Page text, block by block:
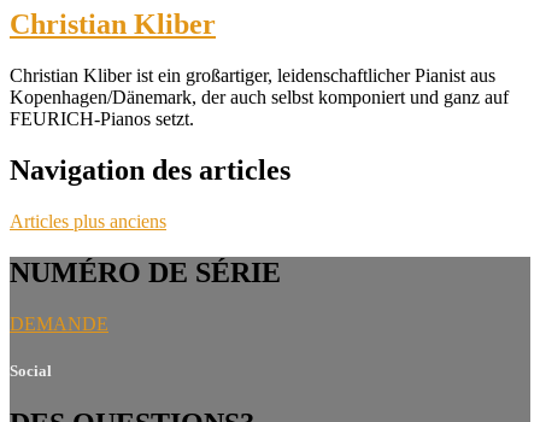
Christian Kliber
Christian Kliber ist ein großartiger, leidenschaftlicher Pianist aus
Kopenhagen/Dänemark, der auch selbst komponiert und ganz auf
FEURICH-Pianos setzt.
Navigation des articles
Articles plus anciens
NUMÉRO DE SÉRIE
DEMANDE
Social